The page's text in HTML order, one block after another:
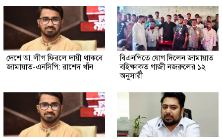
দেশে আ.লীগ ফিরলে দায়ী থাকবে
জামায়াত-এনসিপি: রাশেদ খাঁন
বিএনপিতে যোগ দিলেন জামায়াত
বহিষ্কাকৃত গাজী নজরুলের ১২
অনুসারী